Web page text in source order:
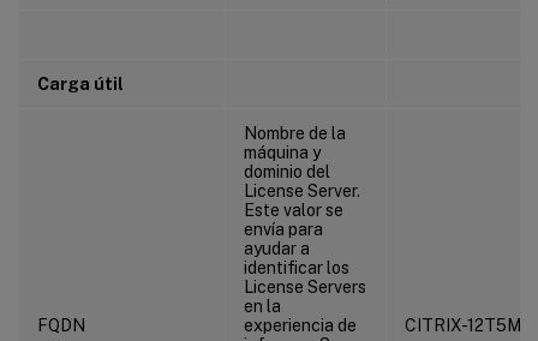
Carga útil
FQDN
Nombre de la
máquina y
dominio del
License Server.
Este valor se
envía para
ayudar a
identificar los
License Servers
en la
experiencia de
CITRIX-